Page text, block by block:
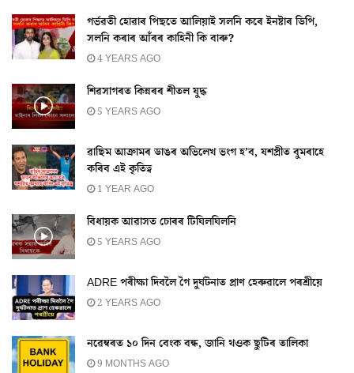
গৰ্ভৱতী হোৱাৰ পিছতে আলিয়াই সলনি কৰে ইনষ্টাৰ ডিপি,
সলনি কৰাৰ আঁৰৰ কাহিনী কি বাৰু?
4 YEARS AGO
শিৱসাগৰত কিন্নৰৰ শীতল যুদ্ধ
5 YEARS AGO
ৱাছিম আক্ৰামৰ ডাঙৰ অভিলেখ ভংগ হ’ব, যশপ্ৰীত বুমৰাহে
কৰিব এই কৃতিত্ব
1 YEAR AGO
বিধায়ক আৱাসত চোৰৰ টিঘিলঘিলনি
5 YEARS AGO
ADRE পৰীক্ষা দিবলৈ গৈ দুৰ্ঘটনাত প্ৰাণ হেৰুৱালে পৰশ্ৰীয়ে
2 YEARS AGO
নৱেম্বৰত ১০ দিন বেংক বন্ধ, জানি থওক ছুটিৰ তালিকা
9 MONTHS AGO